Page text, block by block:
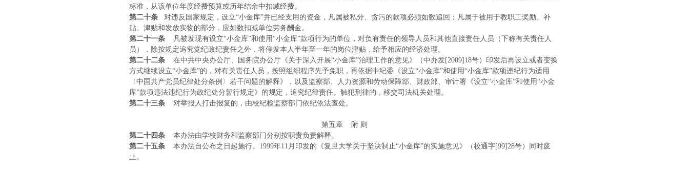
标准，从该单位年度经费预算或历年结余中扣减经费。
第二十条
对违反国家规定，设立“小金库”并已经支用的资金，凡属被私分、贪污的款项必须如数追回；凡属于被用于教职工奖励、补
贴、津贴和发放实物的部分，应如数扣减单位劳务酬金。
第二十一条
凡被发现有设立“小金库”和使用“小金库”款项行为的单位，对负有责任的领导人员和其他直接责任人员（下称有关责任人
员），除按规定追究党纪政纪责任之外，将停发本人半年至一年的岗位津贴，给予相应的经济处理。
第二十二条
在中共中央办公厅、国务院办公厅《关于深入开展“小金库”治理工作的意见》（中办发[2009]18号）印发后再设立或者变换
方式继续设立“小金库”的，对有关责任人员，按照组织程序先予免职，再依据中纪委《设立“小金库”和使用“小金库”款项违纪行为适用
〈中国共产党员纪律处分条例〉若干问题的解释》，以及监察部、人力资源和劳动保障部、财政部、审计署《设立“小金库”和使用“小金
库”款项违法违纪行为政纪处分暂行规定》的规定，追究纪律责任。触犯刑律的，移交司法机关处理。
第二十三条
对举报人打击报复的，由校纪检监察部门依纪依法查处。
第五章 附 则
第二十四条
本办法由学校财务和监察部门分别按职责负责解释。
第二十五条
本办法自公布之日起施行。 1999年11月印发的《复旦大学关于坚决制止“小金库”的实施意见》（校通字[99]28号）同时废
止。